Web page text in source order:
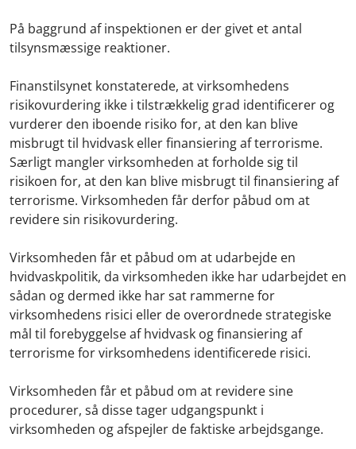
På baggrund af inspektionen er der givet et antal
tilsynsmæssige reaktioner.
Finanstilsynet konstaterede, at virksomhedens
risikovurdering ikke i tilstrækkelig grad identificerer og
vurderer den iboende risiko for, at den kan blive
misbrugt til hvidvask eller finansiering af terrorisme.
Særligt mangler virksomheden at forholde sig til
risikoen for, at den kan blive misbrugt til finansiering af
terrorisme. Virksomheden får derfor påbud om at
revidere sin risikovurdering.
Virksomheden får et påbud om at udarbejde en
hvidvaskpolitik, da virksomheden ikke har udarbejdet en
sådan og dermed ikke har sat rammerne for
virksomhedens risici eller de overordnede strategiske
mål til forebyggelse af hvidvask og finansiering af
terrorisme for virksomhedens identificerede risici.
Virksomheden får et påbud om at revidere sine
procedurer, så disse tager udgangspunkt i
virksomheden og afspejler de faktiske arbejdsgange.